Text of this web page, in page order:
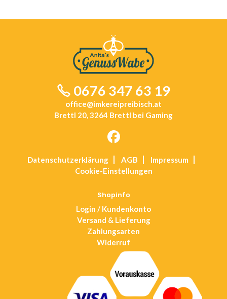
0676 347 63 19
office@imkereipreibisch.at
Brettl 20, 3264 Brettl bei Gaming
a
tab
Datenschutz­erklärung AGB
Impressum
Cookie-Einstellungen
Shopinfo
Login / Kundenkonto
Versand & Lieferung
Zahlungsarten
Widerruf